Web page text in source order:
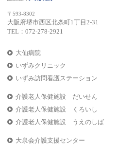
〒593-8302
大阪府堺市西区北条町1丁目2-31
TEL：072-278-2921
大仙病院
いずみクリニック
いずみ訪問看護ステーション
介護老人保健施設 だいせん
介護老人保健施設 くろいし
介護老人保健施設 うえのしば
大泉会介護支援センター